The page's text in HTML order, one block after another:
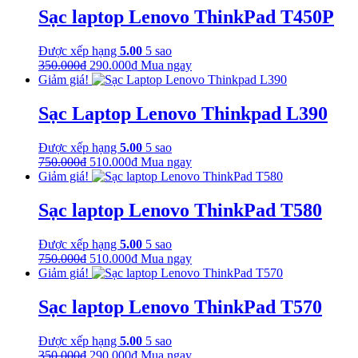
Sạc laptop Lenovo ThinkPad T450P
Được xếp hạng 5.00 5 sao
350.000₫ Giá
gốc
350.000₫.
290.000₫Giá
hiện
là:
290.000₫.
Mua ngay
Giảm giá!
Sạc Laptop Lenovo Thinkpad L390
Được xếp hạng 5.00 5 sao
750.000₫ Giá
gốc
750.000₫.
510.000₫Giá
hiện
510.000₫.
Mua ngay
Giảm giá!
Sạc laptop Lenovo ThinkPad T580
Được xếp hạng 5.00 5 sao
750.000₫ Giá
gốc
750.000₫.
510.000₫Giá
hiện
510.000₫.
Mua ngay
Giảm giá!
Sạc laptop Lenovo ThinkPad T570
Được xếp hạng 5.00 5 sao
350.000₫ Giá
290.000₫Giá
Mua ngay